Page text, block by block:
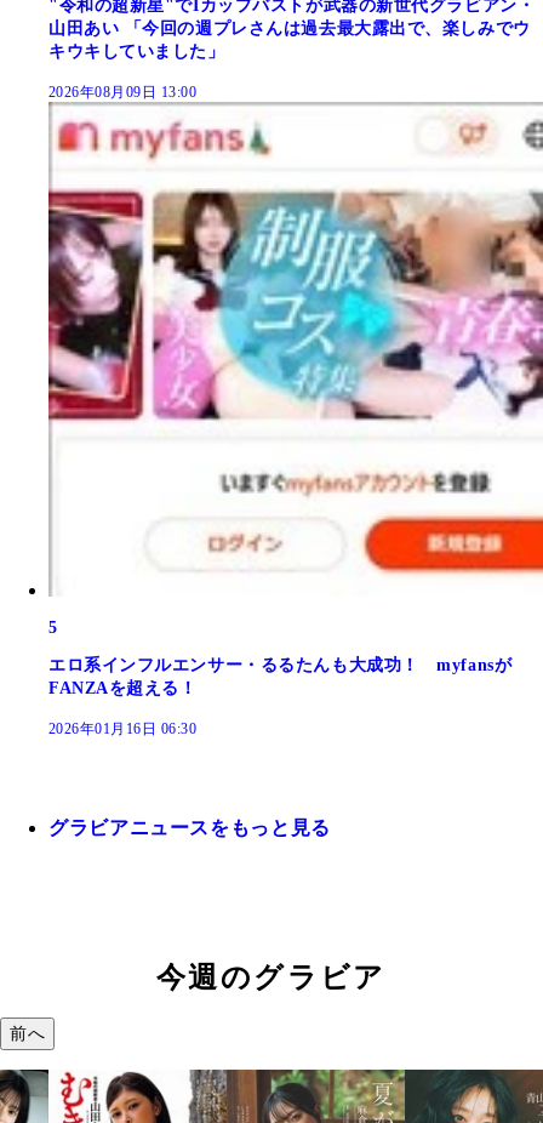
"令和の超新星"でIカップバストが武器の新世代グラビアン・
山田あい 「今回の週プレさんは過去最大露出で、楽しみでウ
キウキしていました」
2026年08月09日 13:00
5
エロ系インフルエンサー・るるたんも大成功！ myfansが
FANZAを超える！
2026年01月16日 06:30
グラビアニュースをもっと見る
今週のグラビア
前へ